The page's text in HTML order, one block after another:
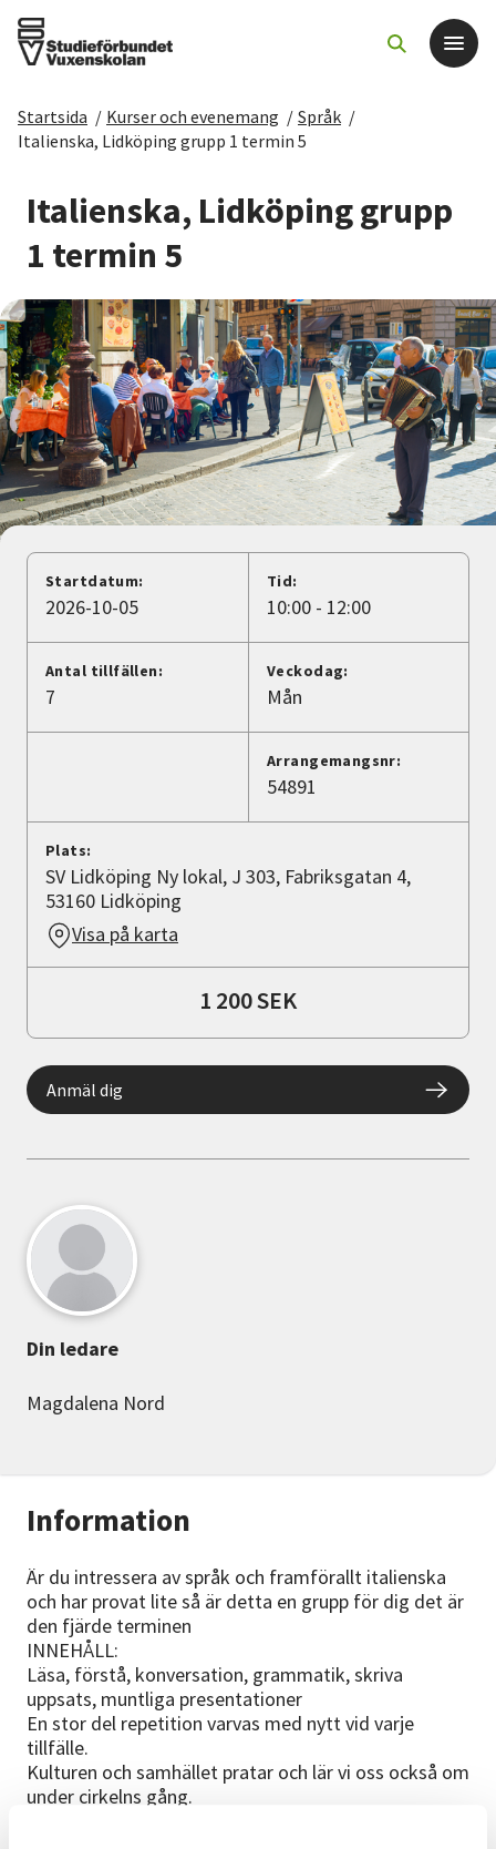
Det här gör vi
För dig som
Sök kurser och evenemang
Om SV
Starta studiecirkel
Cirkelledare
Nyheter
Avdelningar
Lyssna
Startsida / Kurser och evenemang / Språk /
Italienska, Lidköping grupp 1 termin 5
Italienska, Lidköping grupp
1 termin 5
Information
Är du intressera av språk och framförallt italienska
och har provat lite så är detta en grupp för dig det är
den fjärde terminen
INNEHÅLL:
Läsa, förstå, konversation, grammatik, skriva
uppsats, muntliga presentationer
En stor del repetition varvas med nytt vid varje
tillfälle.
Kulturen och samhället pratar och lär vi oss också om
under cirkelns gång.
Startdatum:
2026-10-05
Tid:
10:00 - 12:00
Antal tillfällen:
7
Veckodag:
Mån
Arrangemangsnr:
54891
Plats:
SV Lidköping Ny lokal, J 303, Fabriksgatan 4,
53160 Lidköping
Visa på karta
1 200 SEK
Anmäl dig
Din ledare
Magdalena Nord